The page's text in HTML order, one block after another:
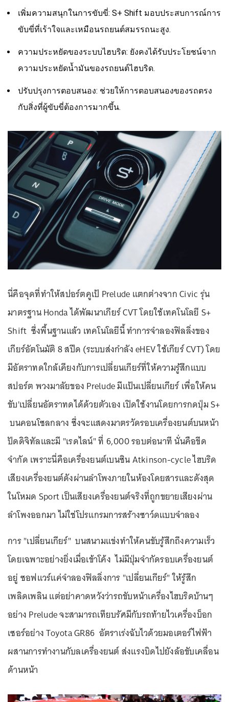
เพิ่มความสนุกในการขับขี่: S+ Shift มอบประสบการณ์การ
ขับขี่ที่เร้าใจและเหมือนรถยนต์สมรรถนะสูง.
ความประหยัดของระบบไฮบริด: ยังคงได้รับประโยชน์จาก
ความประหยัดน้ำมันของรถยนต์ไฮบริด.
ปรับปรุงการตอบสนอง: ช่วยให้การตอบสนองของรถตรง
กับสิ่งที่ผู้ขับขี่ต้องการมากขึ้น.
นี่คือจุดที่ทำให้สปอร์ตคูเป้ Prelude แตกต่างจาก Civic รุ่น
มาตรฐาน Honda ได้พัฒนาเกียร์ CVT โดยใช้เทคโนโลยี S+
Shift ซึ่งพื้นฐานแล้ว เทคโนโลยีนี้ ทำการจำลองฟิลลิ่งของ
เกียร์อัตโนมัติ 8 สปีด (ระบบส่งกำลัง eHEV ใช้เกียร์ CVT) โดย
มีอัตราทดใกล้เคียงกับการเปลี่ยนเกียร์ที่ให้ความรู้สึกแบบ
สปอร์ต พวงมาลัยของ Prelude มีแป้นเปลี่ยนเกียร์ เพื่อให้คน
ขับ'เปลี่ยนอัตราทดได้ด้วยตัวเอง เปิดใช้งานโดยการกดปุ่ม S+
บนคอนโซลกลาง ซึ่งจะแสดงมาตรวัดรอบเครื่องยนต์บนหน้า
ปัดดิจิทัลและมี "เรดไลน์" ที่ 6,000 รอบต่อนาที นั่นคือขีด
จำกัด เพราะนี่คือเครื่องยนต์เบนซิน Atkinson-cycle ไฮบริด
เสียงเครื่องยนต์ดังผ่านลำโพงภายในห้องโดยสารและดังสุด
ในโหมด Sport เป็นเสียงเครื่องยนต์จริงที่ถูกขยายเสียงผ่าน
ลำโพงออกมา ไม่ใช่โปรแกรมการสร้างซาว์ดแบบจำลอง
การ "เปลี่ยนเกียร์" บนสนามแข่งทำให้คนขับรู้สึกถึงความเร็ว
โดยเฉพาะอย่างยิ่งเมื่อเข้าโค้ง ไม่มีปุ่มจำกัดรอบเครื่องยนต์
อยู่ ซอฟแวร์แค่จำลองฟิลลิ่งการ "เปลี่ยนเกียร์" ให้รู้สึก
เพลิดเพลิน แต่อย่าคาดหวังว่ารถขับหน้าเครื่องไฮบริดบ้านๆ
อย่าง Prelude จะสามารถเทียบรัศมีกับรถท้ายไวเครื่องบ็อก
เซอร์อย่าง Toyota GR86 อัตราเร่งฉับไวด้วยมอเตอร์ไฟฟ้า
ผสานการทำงานกับลเครื่องยนต์ ส่งแรงบิดไปยังล้อขับเคลื่อน
ด้านหน้า